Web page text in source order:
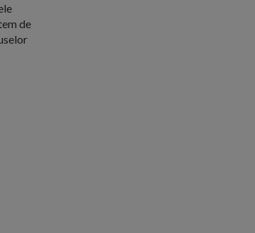
de